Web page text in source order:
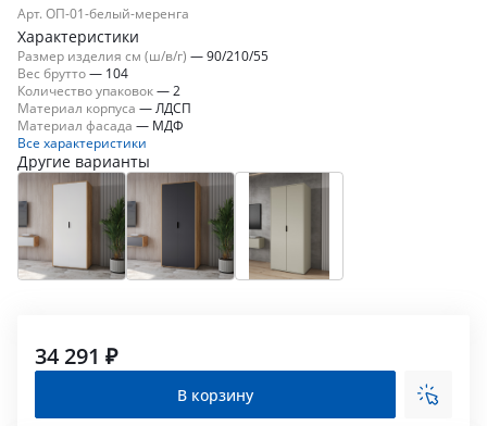
Арт. ОП-01-белый-меренга
Характеристики
Размер изделия см (ш/в/г) —90/210/55
Вес брутто— 104
Количество упаковок— 2
Материал корпуса — ЛДСП
Материал фасада — МДФ
Все характеристики
Другие варианты
34 291 ₽
В корзину